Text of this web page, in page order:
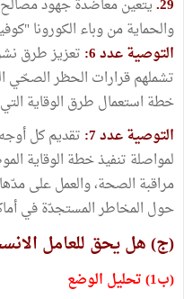
29. يتعين معاضدة جهود
والحماية من وباء الكورونا "كوفيد-19" بالقيام خاصة
التوصية عدد 6:
تعزيز طرق
تشملهم قرارات الحظر الصحّي
خطة استعمال طرق الوقاية
التوصية عدد 7:
تقديم كل
لمواصلة تنفيذ خطة الوقاية
مراقبة الصحة، والعمل على
حول المخاطر المستجدّة في
(ج) هل يحق للعامل
(ب1) تحليل الوضع